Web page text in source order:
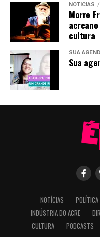
NOTÍCIAS
Morre
cultura
SUA
Sua
NOTÍCIAS POLÍTICA
INDÚSTRIA DO ACRE
CULTURA
PODCASTS